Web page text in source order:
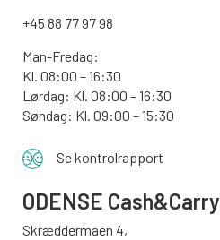
+45 88 77 97 98
Man-Fredag:
Kl. 08:00 – 16:30
Lørdag: Kl. 08:00 – 16:30
Søndag: Kl. 09:00 – 15:30
Se kontrolrapport
ODENSE Cash&Carry
Skræddermaen 4,